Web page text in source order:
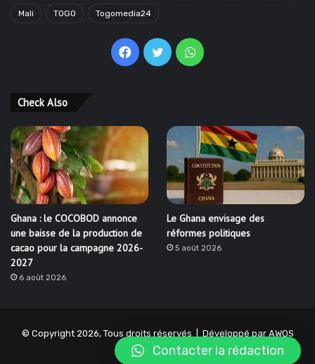
Mali TOGO Togomedia24
Facebook
TwitterWhatsApp
Check Also
Ghana : le COCOBOD annonce
une baisse de la production de
cacao pour la campagne 2026-
2027
6 août 2026
Le Ghana envisage des
réformes politiques
5 août 2026
© Copyright 2026, Tous droits réservés | Développé par AWOS
SOLUTIONS
Contacter la rédaction